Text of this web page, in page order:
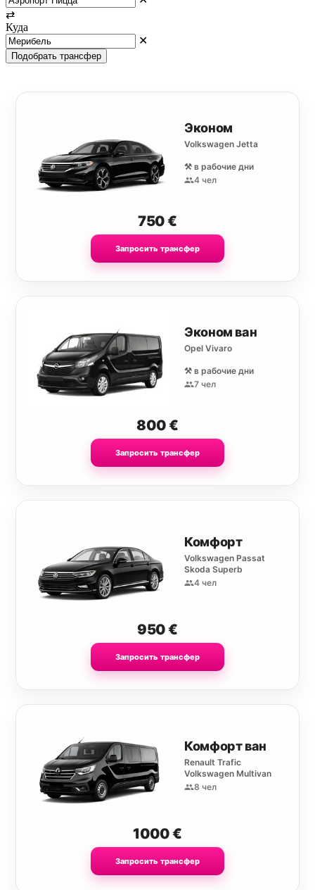
⇄
Куда
✕
Подобрать трансфер
Эконом
Volkswagen Jetta
⚒️ в рабочие дни
4 чел
750€
Запросить трансфер
Эконом ван
Opel Vivaro
⚒️ в рабочие дни
7 чел
800€
Запросить трансфер
Комфорт
Volkswagen Passat
Skoda Superb
4 чел
950€
Запросить трансфер
Комфорт ван
Renault Trafic
Volkswagen Multivan
8 чел
1000€
Запросить трансфер